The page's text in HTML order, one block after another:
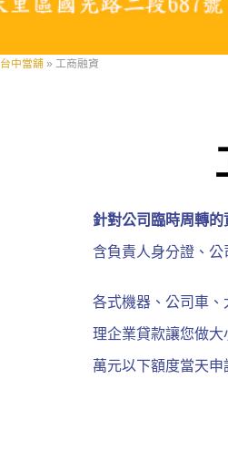
商融資
台中當舖 » 工商融資
針對公司臨時周轉
含負責人身分證、
各式機器、公司車
理企業貸款讓您做
萬元以下額度當天申